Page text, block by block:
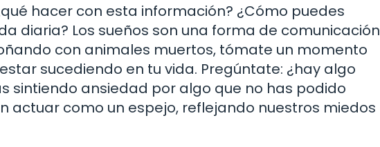
hacer con esta información? ¿Cómo puedes
diaria? Los sueños son una forma de comunicación
con animales muertos, tómate un momento
sucediendo en tu vida. Pregúntate: ¿hay algo
sintiendo ansiedad por algo que no has podido
actuar como un espejo, reflejando nuestros miedos